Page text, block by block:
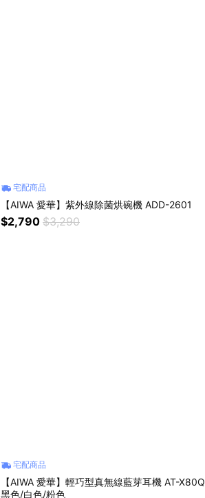
宅配商品
【AIWA 愛華】紫外線除菌烘碗機 ADD-2601
$2,790 $3,290
宅配商品
【AIWA 愛華】輕巧型真無線藍芽耳機 AT-X80Q
黑色/白色/粉色